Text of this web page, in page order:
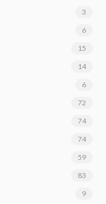
3
6
15
14
6
72
74
74
59
83
9